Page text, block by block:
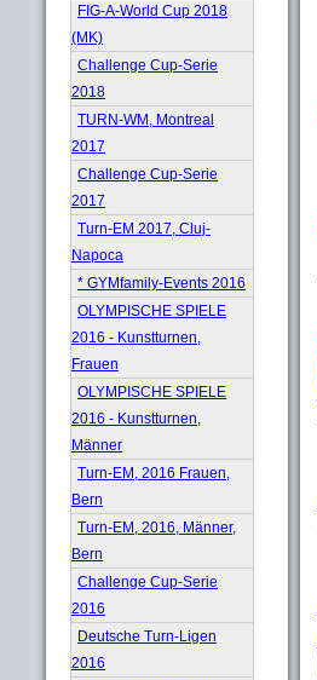
FIG-A-World Cup 2018
(MK)
Challenge Cup-Serie
2018
TURN-WM, Montreal
2017
Challenge Cup-Serie
2017
Turn-EM 2017, Cluj-
Napoca
* GYMfamily-Events 2016
OLYMPISCHE SPIELE
2016 - Kunstturnen,
Frauen
OLYMPISCHE SPIELE
2016 - Kunstturnen,
Männer
Turn-EM, 2016 Frauen,
Bern
Turn-EM, 2016, Männer,
Bern
Challenge Cup-Serie
2016
Deutsche Turn-Ligen
2016